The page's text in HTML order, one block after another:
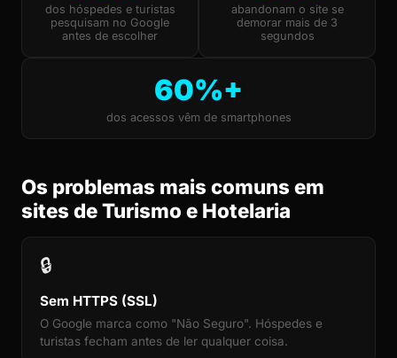
dos hóspedes e turistas
pesquisam no Google
antes de escolher
abandonam o site se
demorar mais de 3
segundos
60%+
dos acessos vêm de smartphones
Os problemas mais comuns em
sites de Turismo e Hotelaria
🔒
Sem HTTPS (SSL)
O Google marca como "Não Seguro". Hóspedes e
turistas fecham antes de ler qualquer coisa.